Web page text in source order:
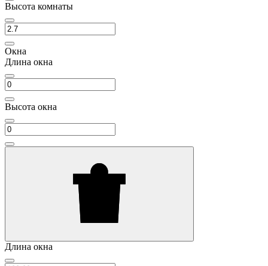
Высота комнаты
Окна
Длина окна
Высота окна
Длина окна